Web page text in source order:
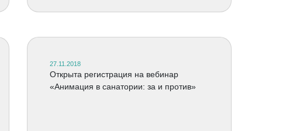
27.11.2018
Открыта регистрация на вебинар
«Анимация в санатории: за и против»